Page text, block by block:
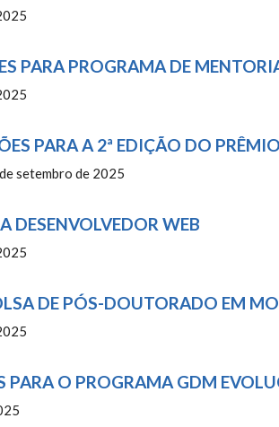
PARA PROGRAMA DE
PARA A 2ª EDIÇÃO DO
setembro de 2025
DESENVOLVEDOR WEB
DE PÓS-DOUTORADO EM
PARA O PROGRAMA GDM